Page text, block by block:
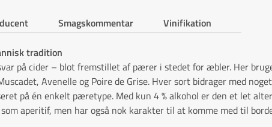
Smagskommentar Vinifikation
tradition
på cider – blot fremstillet af pærer i stedet for æbler. Her
Avenelle og Poire de Grise. Hver sort bidrager med
på én enkelt pæretype. Med kun 4 % alkohol er den et let
aperitif, men har også nok karakter til at komme med til